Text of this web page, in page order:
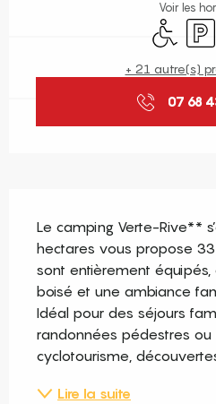
Voir les
Accès
+ 21 autre(s)
07 68
Le camping Verte-Rive**
hectares vous propose
sont entièrement
boisé et une ambiance
Idéal pour des séjours
randonnées pédestres ou
cyclotourisme,
Lire la suite